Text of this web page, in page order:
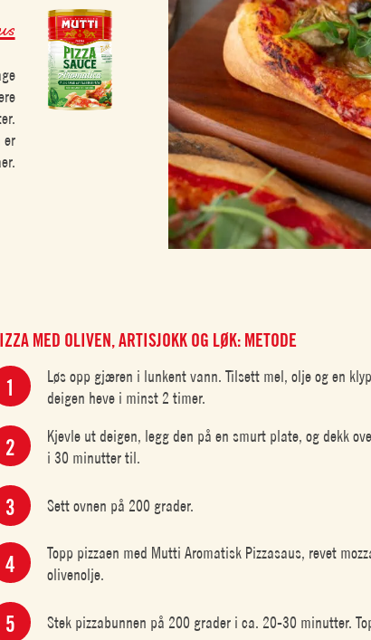
er
MED OLIVEN, ARTISJOKK OG LØK: METODE
Løs opp gjæren i lunkent vann. Tilsett mel, olje og en
deigen heve i minst 2 timer.
Kjevle ut deigen, legg den på en smurt plate, og dekk
i 30 minutter til.
Sett ovnen på 200 grader.
Topp pizzaen med Mutti Aromatisk Pizzasaus, revet
olivenolje.
Stek pizzabunnen på 200 grader i ca. 20-30 minutter.